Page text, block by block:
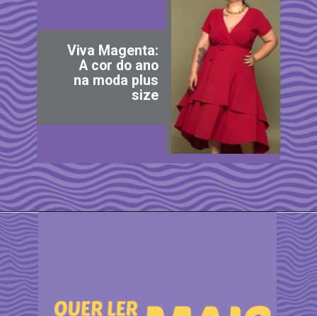
Viva Magenta:
A cor do ano
na moda plus
size